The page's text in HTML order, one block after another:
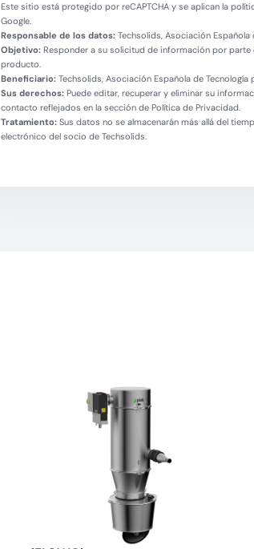
Este sitio está protegido por reCAPTCHA y se aplican la
Google.
Responsable de los datos:Techsolids, Asociación Española
Objetivo:Responder a su solicitud de información por
producto.
Beneficiario:Techsolids, Asociación Española de Tecnología
Sus derechos:Puede editar, recuperar y eliminar su
contacto reflejados en la sección de Política de Privacidad.
Tratamiento:Sus datos no se almacenarán más allá del
electrónico del socio de Techsolids.